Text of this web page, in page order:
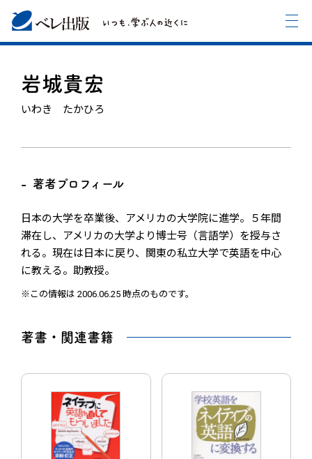
岩城貴宏
いわき たかひろ
著者プロフィール
日本の大学を卒業後、アメリカの大学院に進学。５年間
滞在し、アメリカの大学より博士号（言語学）を授与さ
れる。現在は日本に戻り、関東の私立大学で英語を中心
に教える。助教授。
※この情報は 2006.06.25 時点のものです。
著書・関連書籍